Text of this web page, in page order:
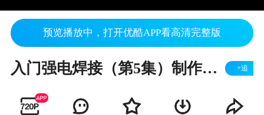
预览播放中，打开优酷APP看高清完整版
入门强电焊接（第5集）制作强电电源指示灯 +追